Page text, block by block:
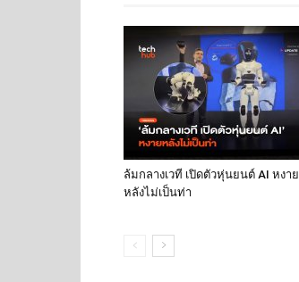
ล้มกลางเวที เปิดตัวหุ่นยนต์ AI หงาย
หลังไม่เป็นท่า